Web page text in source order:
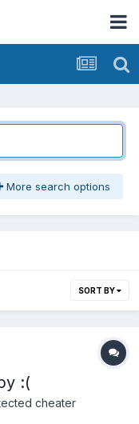
More search options
SORT BY
:(
cheater